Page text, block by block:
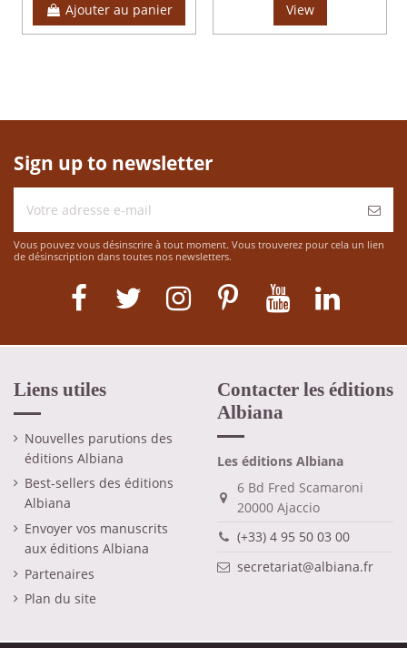
Ajouter au panier
View
Sign up to newsletter
Vous pouvez vous désinscrire à tout moment. Vous trouverez pour cela un lien
de désinscription dans toutes nos newsletters.
Liens utiles
Nouvelles parutions des
éditions Albiana
Best-sellers des éditions
Albiana
Envoyer vos manuscrits
aux éditions Albiana
Partenaires
Plan du site
Contacter les éditions
Albiana
Les éditions Albiana
6 Bd Fred Scamaroni
20000 Ajaccio
(+33) 4 95 50 03 00
secretariat@albiana.fr